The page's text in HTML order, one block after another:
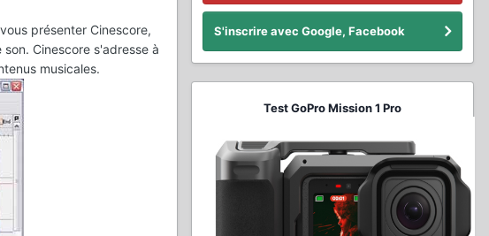
présenter Cinescore,
Cinescore s'adresse à
musicales.
S'inscrire avec Google, Facebook
Test GoPro Mission 1 Pro